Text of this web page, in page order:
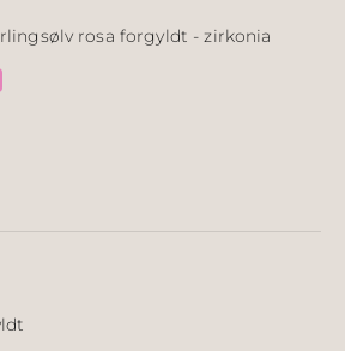
rosa forgyldt - zirkonia